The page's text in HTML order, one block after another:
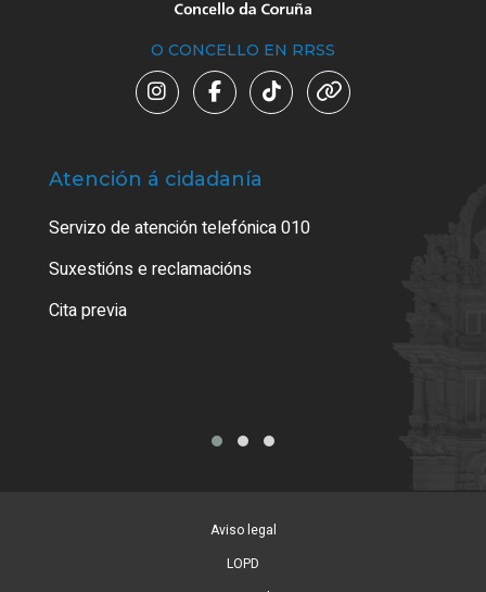
O CONCELLO EN RRSS
Atención á cidadanía
Servizo de atención telefónica 010
Suxestións e reclamacións
Cita previa
Aviso legal
LOPD